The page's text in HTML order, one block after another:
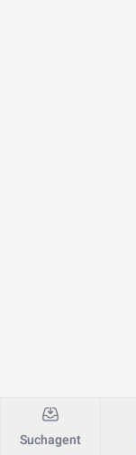
Suchagent